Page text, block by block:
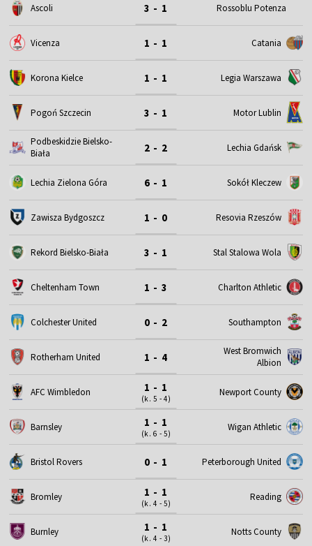
Ascoli 3 - 1 Rossoblu Potenza
Vicenza 1 - 1 Catania
Korona Kielce 1 - 1 Legia Warszawa
Pogoń Szczecin 3 - 1 Motor Lublin
Podbeskidzie Bielsko-
Biała
2 - 2 Lechia Gdańsk
Lechia Zielona Góra 6 - 1 Sokół Kleczew
Zawisza Bydgoszcz 1 - 0 Resovia Rzeszów
Rekord Bielsko-Biała 3 - 1 Stal Stalowa Wola
Cheltenham Town 1 - 3 Charlton Athletic
Colchester United 0 - 2 Southampton
Rotherham United 1 - 4
West Bromwich
Albion
AFC Wimbledon 1 - 1
(k. 5 - 4)
Newport County
Barnsley 1 - 1
(k. 6 - 5)
Wigan Athletic
Bristol Rovers 0 - 1 Peterborough United
Bromley 1 - 1
(k. 4 - 5)
Reading
Burnley 1 - 1
(k. 4 - 3)
Notts County